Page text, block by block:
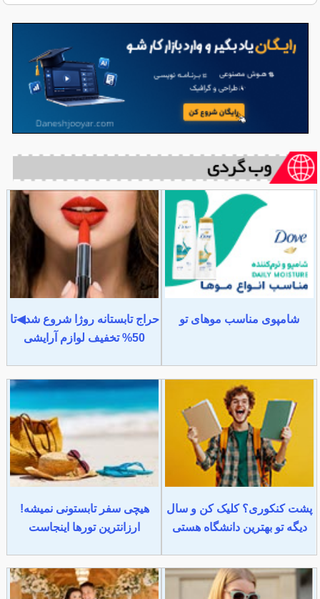
شامپوی مناسب موهای تو
حراج تابستانه روژا شروع شد◀تا
50% تخفیف لوازم آرایشی
پشت کنکوری؟ کلیک کن و سال
دیگه تو بهترین دانشگاه هستی
هیچی سفر تابستونی نمیشه!
ارزانترین تورها اینجاست